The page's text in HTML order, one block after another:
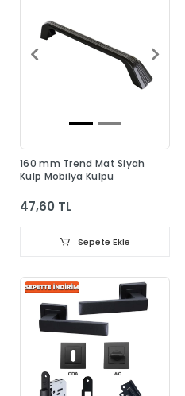
160 mm Trend Mat Siyah
Kulp Mobilya Kulpu
47,60 TL
Sepete Ekle